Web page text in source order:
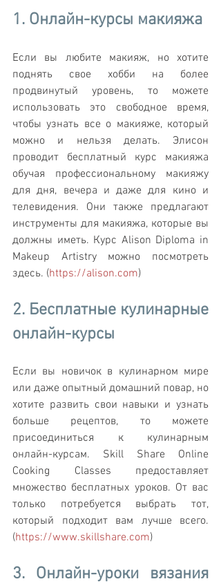
1. Онлайн-курсы макияжа
Если вы любите макияж, но хотите
поднять свое хобби на более
продвинутый уровень, то можете
использовать это свободное время,
чтобы узнать все о макияже, который
можно и нельзя делать. Элисон
проводит бесплатный курс макияжа
обучая профессиональному макияжу
для дня, вечера и даже для кино и
телевидения. Они также предлагают
инструменты для макияжа, которые вы
должны иметь. Курс Alison Diploma in
Makeup Artistry можно посмотреть
здесь. (https://alison.com)
2. Бесплатные кулинарные
онлайн-курсы
Если вы новичок в кулинарном мире
или даже опытный домашний повар, но
хотите развить свои навыки и узнать
больше рецептов, то можете
присоединиться к кулинарным
онлайн-курсам. Skill Share Online
Cooking Classes предоставляет
множество бесплатных уроков. От вас
только потребуется выбрать тот,
который подходит вам лучше всего.
(https://www.skillshare.com)
3. Онлайн-уроки вязания